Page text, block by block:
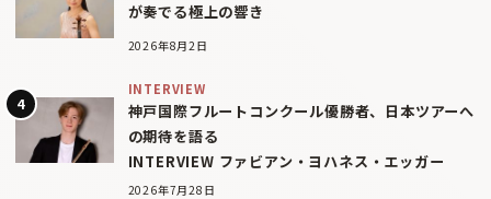
が奏でる極上の響き
2026年8月2日
INTERVIEW
神戸国際フルートコンクール優勝者、日本ツアーへ
の期待を語る
INTERVIEW ファビアン・ヨハネス・エッガー
2026年7月28日